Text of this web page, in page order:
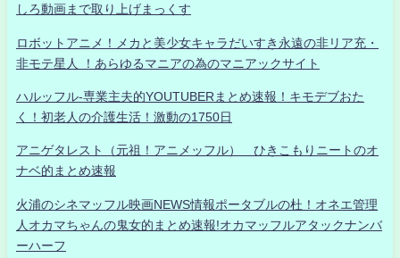
しろ動画まで取り上げまっくす
ロボットアニメ！メカと美少女キャラだいすき永遠の非リア充・
非モテ星人 ！あらゆるマニアの為のマニアックサイト
ハルッフル-専業主夫的YOUTUBERまとめ速報！キモデブおた
く！初老人の介護生活！激動の1750日
アニゲタレスト（元祖！アニメッフル） ひきこもりニートのオ
ナベ的まとめ速報
火浦のシネマッフル映画NEWS情報ポータブルの杜！オネエ管理
人オカマちゃんの鬼女的まとめ速報!オカマッフルアタックナンバ
ーハーフ